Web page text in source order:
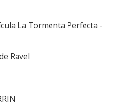
La Tormenta Perfecta -
Ravel